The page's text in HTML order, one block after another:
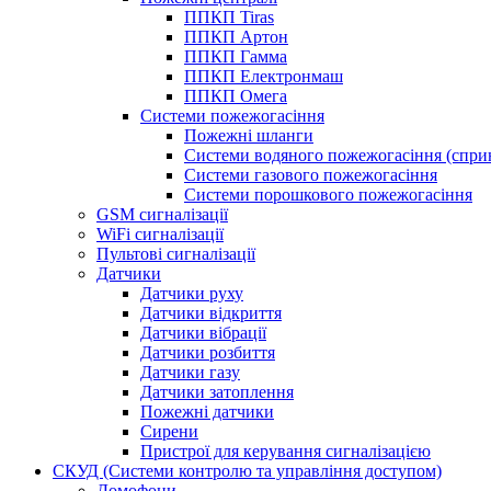
ППКП Tiras
ППКП Артон
ППКП Гамма
ППКП Електронмаш
ППКП Омега
Системи пожежогасіння
Пожежні шланги
Системи водяного пожежогасіння
Системи газового пожежогасіння
Системи порошкового пожежогасіння
GSM сигналізації
WiFi сигналізації
Пультові сигналізації
Датчики
Датчики руху
Датчики відкриття
Датчики вібрації
Датчики розбиття
Датчики газу
Датчики затоплення
Пожежні датчики
Сирени
Пристрої для керування сигналізацією
СКУД (Системи контролю та управління доступом)